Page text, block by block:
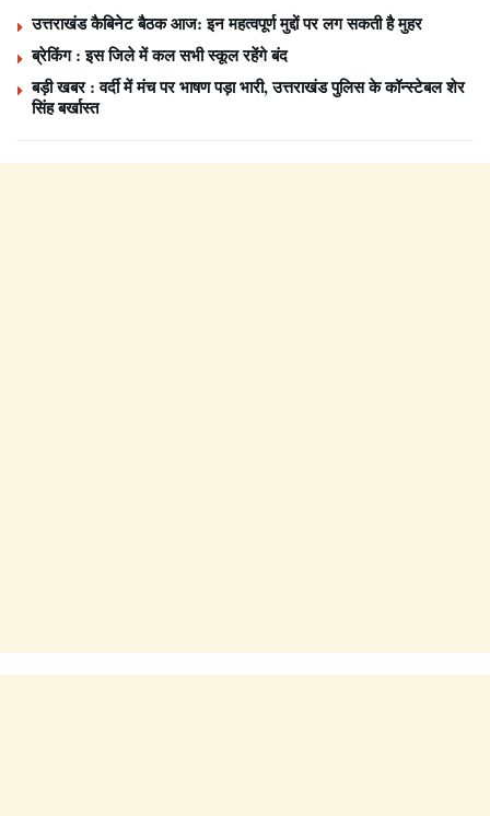
उत्तराखंड कैबिनेट बैठक आज: इन महत्वपूर्ण मुद्दों पर लग सकती है मुहर
ब्रेकिंग : इस जिले में कल सभी स्कूल रहेंगे बंद
बड़ी खबर : वर्दी में मंच पर भाषण पड़ा भारी, उत्तराखंड पुलिस के कॉन्स्टेबल शेर
सिंह बर्खास्त